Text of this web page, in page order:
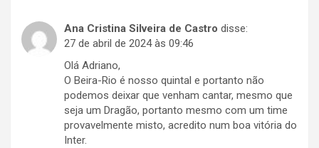
Ana Cristina Silveira de Castro disse:
27 de abril de 2024 às 09:46
Olá Adriano,
O Beira-Rio é nosso quintal e portanto não
podemos deixar que venham cantar, mesmo que
seja um Dragão, portanto mesmo com um time
provavelmente misto, acredito num boa vitória do
Inter.